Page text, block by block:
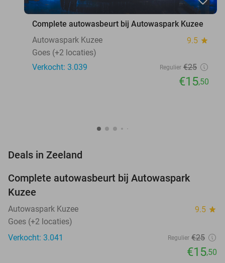
Complete autowasbeurt bij Autowaspark Kuzee
Autowaspark Kuzee
9.5 star
Goes (+2 locaties)
Verkocht: 3.039
Regulier €25
€15,50
Deals in Zeeland
Complete autowasbeurt bij Autowaspark
Kuzee
Autowaspark Kuzee 9.5 star
Goes (+2 locaties)
Verkocht: 3.041
Regulier €25
€15,50